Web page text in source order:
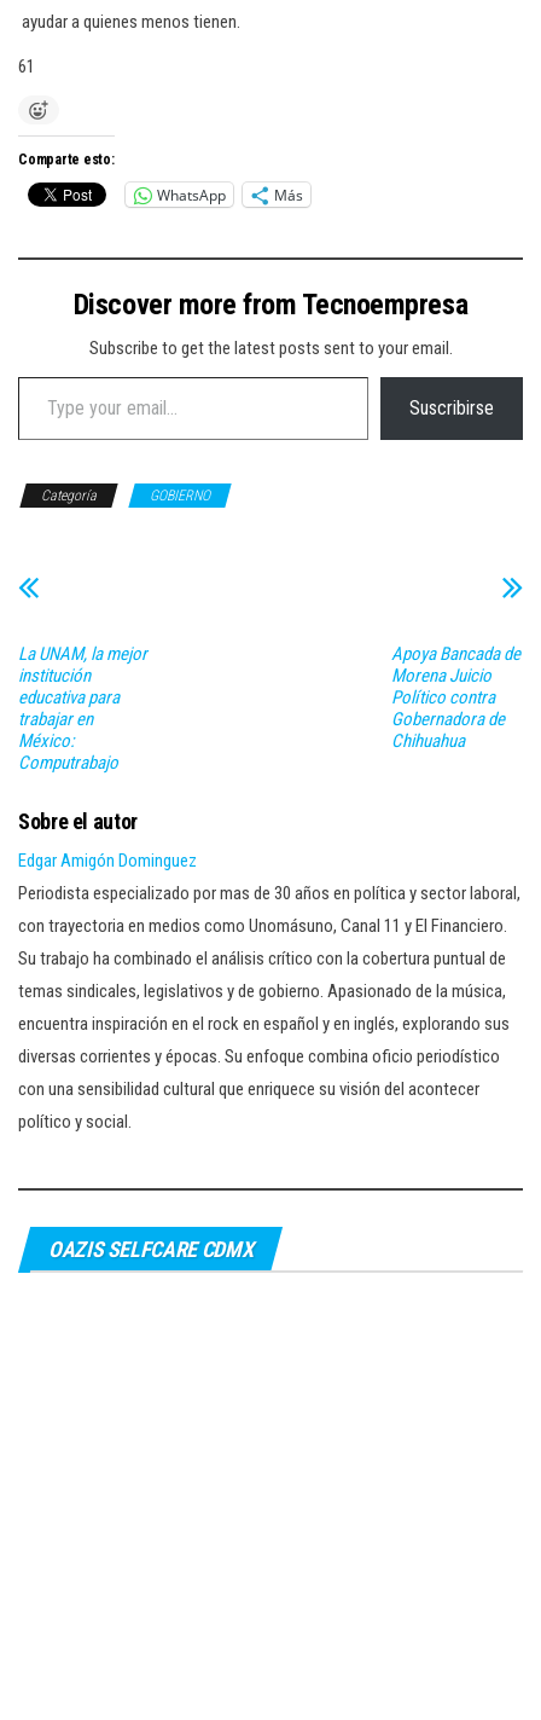
ayudar a quienes menos tienen.
61
Comparte esto:
WhatsApp Más
Discover more from Tecnoempresa
Subscribe to get the latest posts sent to your email.
Type your email…
Suscribirse
Categoría GOBIERNO
La UNAM, la mejor
institución
educativa para
trabajar en
México:
Computrabajo
Apoya Bancada de
Morena Juicio
Político contra
Gobernadora de
Chihuahua
Sobre el autor
Edgar Amigón Dominguez
Periodista especializado por mas de 30 años en política y sector laboral,
con trayectoria en medios como Unomásuno, Canal 11 y El Financiero.
Su trabajo ha combinado el análisis crítico con la cobertura puntual de
temas sindicales, legislativos y de gobierno. Apasionado de la música,
encuentra inspiración en el rock en español y en inglés, explorando sus
diversas corrientes y épocas. Su enfoque combina oficio periodístico
con una sensibilidad cultural que enriquece su visión del acontecer
político y social.
OAZIS SELFCARE CDMX